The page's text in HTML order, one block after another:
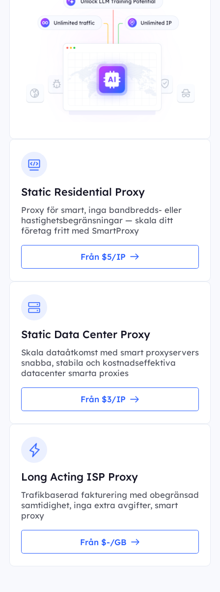
Static Residential Proxy
Proxy för smart, inga bandbredds- eller
hastighetsbegränsningar — skala ditt
företag fritt med SmartProxy
Från $5/IP
Static Data Center Proxy
Skala dataåtkomst med smart proxyservers
snabba, stabila och kostnadseffektiva
datacenter smarta proxies
Från $3/IP
Long Acting ISP Proxy
Trafikbaserad fakturering med obegränsad
samtidighet, inga extra avgifter, smart
proxy
Från $-/GB